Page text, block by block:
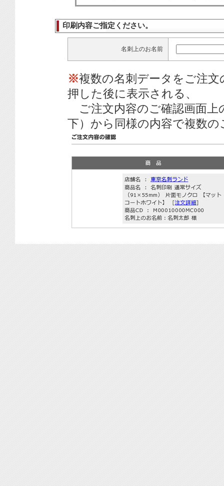
印刷内容ご指定ください。
名刺上のお名前
※複数の名刺データをご注
押した後に表示される、
ご注文内容のご確認画面上
下）から同様の内容で複数